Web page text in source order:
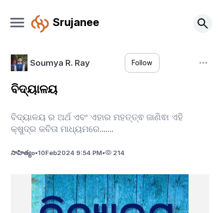
Srujanee
Soumya R. Ray Follow
ବିଦ୍ୟାଳୟ
ବିଦ୍ୟାଳୟ ର ଅର୍ଥ ଏବଂ ଏହାର ମହତ୍ତ୍ଵ ଜାଣିଵା ଏହି
କ୍ଷୁଦ୍ର କବିତା ମାଧ୍ୟମରେ.......
సాహిత్యం•10Feb2024 9:54 PM• 214